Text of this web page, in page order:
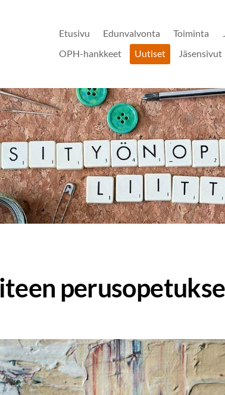
Etusivu Edunvalvonta Toiminta
OPH-hankkeet
Uutiset Jäsensivut